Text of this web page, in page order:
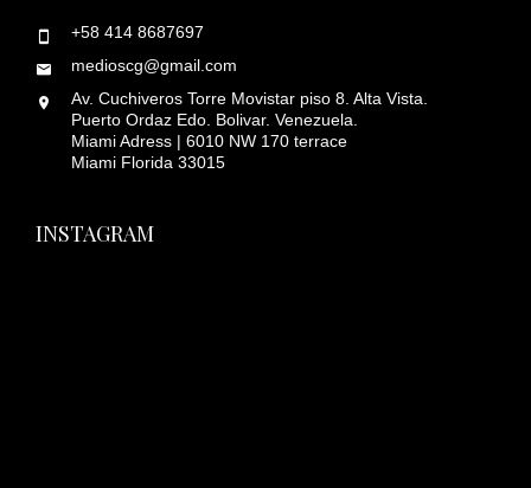
+58 414 8687697
medioscg@gmail.com
Av. Cuchiveros Torre Movistar piso 8. Alta Vista.
Puerto Ordaz Edo. Bolivar. Venezuela.
Miami Adress | 6010 NW 170 terrace
Miami Florida 33015
INSTAGRAM